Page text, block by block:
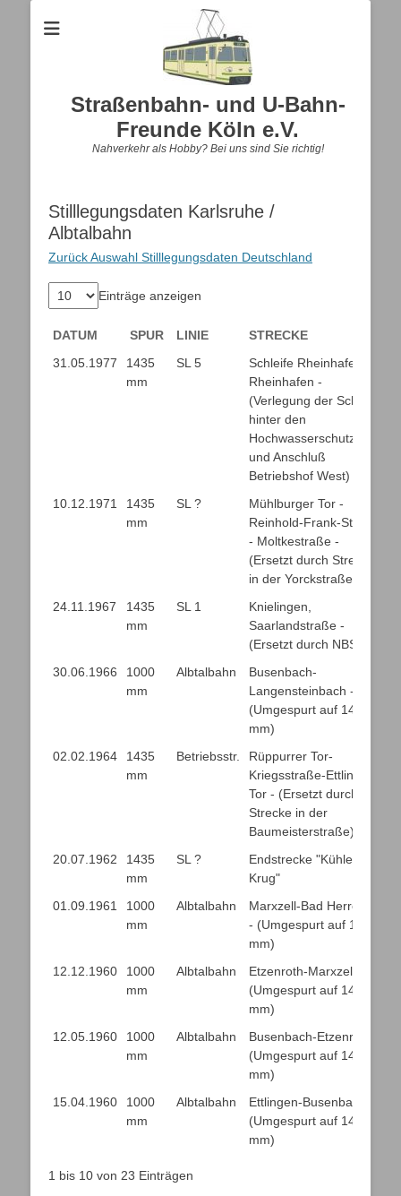
Straßenbahn- und U-Bahn-
Freunde Köln e.V.
Nahverkehr als Hobby? Bei uns sind Sie richtig!
Stilllegungsdaten Karlsruhe /
Albtalbahn
Zurück Auswahl Stilllegungsdaten Deutschland
Einträge anzeigen
DATUM SPUR LINIE
STRECKE
DATUM
SPUR LINIE STRECKE
31.05.1977
1435
mm
SL 5
Schleife Rheinhafen -
Rheinhafen -
(Verlegung der Schleife
hinter den
Hochwasserschutzdeich
und Anschluß
Betriebshof West)
10.12.1971
1435
mm
SL ?
Mühlburger Tor -
Reinhold-Frank-Straße
- Moltkestraße -
(Ersetzt durch Strecke
in der Yorckstraße)
24.11.1967
1435
mm
SL 1
Knielingen,
Saarlandstraße -
(Ersetzt durch NBS)
30.06.1966
1000
mm
Albtalbahn
Busenbach-
Langensteinbach -
(Umgespurt auf 1435
mm)
02.02.1964
1435
mm
Betriebsstr.
Rüppurrer Tor-
Kriegsstraße-Ettlinger
Tor - (Ersetzt durch
Strecke in der
Baumeisterstraße)
20.07.1962
1435
mm
SL ?
Endstrecke "Kühler
Krug"
01.09.1961
1000
mm
Albtalbahn
Marxzell-Bad Herrenalb
- (Umgespurt auf 1435
mm)
12.12.1960
1000
mm
Albtalbahn
Etzenroth-Marxzell -
(Umgespurt auf 1435
mm)
12.05.1960
1000
mm
Albtalbahn
Busenbach-Etzenroth -
(Umgespurt auf 1435
mm)
15.04.1960
1000
mm
Albtalbahn
Ettlingen-Busenbach -
(Umgespurt auf 1435
mm)
1 bis 10 von 23 Einträgen